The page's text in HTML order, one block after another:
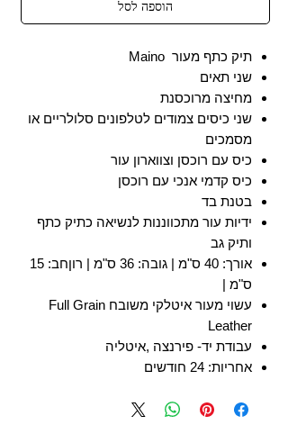
הוספה לסל
תיק כתף מעור Maino
שני תאים
מחיצה מרוכסנת
שני כיסים צמודים לטלפונים סלולריים או
מסמכים
כיס עם רוכסן וצווארון עור
כיס קדמי אנכי עם רוכסן
בטנת בד
ידיות עור מתכווננות לנשיאה כתיק כתף
ותיק גב
אורך: 40 ס"מ | גובה: 36 ס"מ | רוןחב: 15
ס"מ |
עשוי מעור איטלקי משובח Full Grain
Leather
עבודת יד- פירנצה ,איטליה
אחריות: 24 חודשים